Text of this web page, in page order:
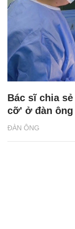
ĐÀN ÔNG
Bác sĩ chia
cỡ' ở đàn ông